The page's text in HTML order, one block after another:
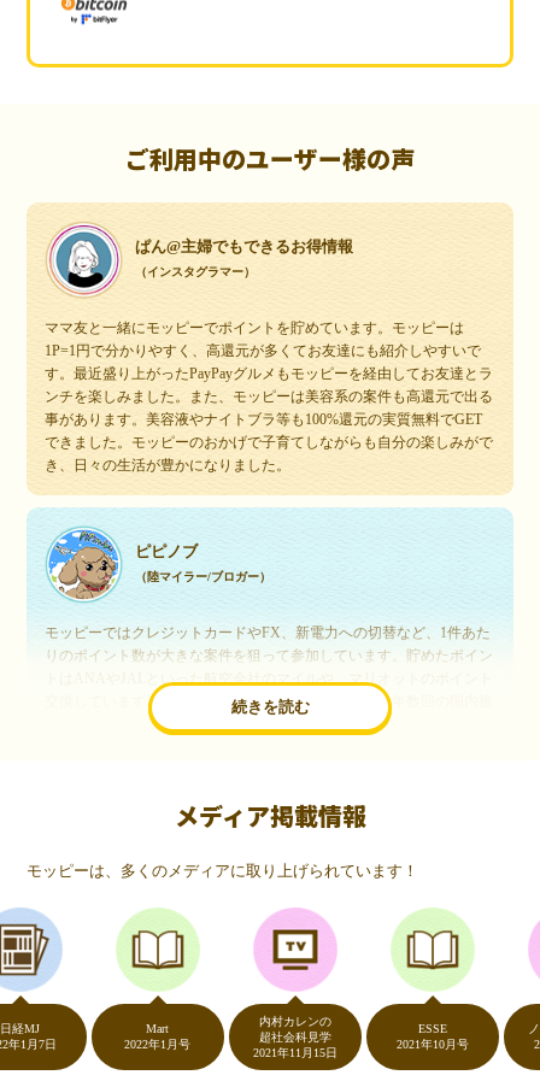
ご利用中のユーザー様の声
ぱん@主婦でもできるお得情報
（インスタグラマー）
ママ友と一緒にモッピーでポイントを貯めています。モッピーは
1P=1円で分かりやすく、高還元が多くてお友達にも紹介しやすいで
す。最近盛り上がったPayPayグルメもモッピーを経由してお友達とラ
ンチを楽しみました。また、モッピーは美容系の案件も高還元で出る
事があります。美容液やナイトブラ等も100%還元の実質無料でGET
できました。モッピーのおかげで子育てしながらも自分の楽しみがで
き、日々の生活が豊かになりました。
続きを読む
ピピノブ
（陸マイラー/ブロガー）
モッピーではクレジットカードやFX、新電力への切替など、1件あた
りのポイント数が大きな案件を狙って参加しています。貯めたポイン
交換しています。このようにすることで、ほぼ無料で年数回の国内旅
行や海外旅行を実現しています。モッピーは陸マイラーや旅行好きに
いつものネットショッピングが、モッピーでお得
（20代・女性）
友達に勧められてモッピーをはじめました。空いた時間にスマホで買
い物をすることが多いのですが、モッピーを経由するだけでショップ
のポイントとモッピーのポイントが二重で貯まることを知り、ビック
リ…！いつものネットショッピングをモッピーを経由するだけでポイ
ントが貯まるなんて…もっと早く教えてほしかった～！貯まったポイ
ントはギフト券に交換して、プチ贅沢を楽しんでます♪
メディア掲載情報
モッピーは、多くのメディアに取り上げられています！
7日
2022年1月号
内村カレンの
超社会科見学
2021年11月15日
2021年10月号
ノンス
2020